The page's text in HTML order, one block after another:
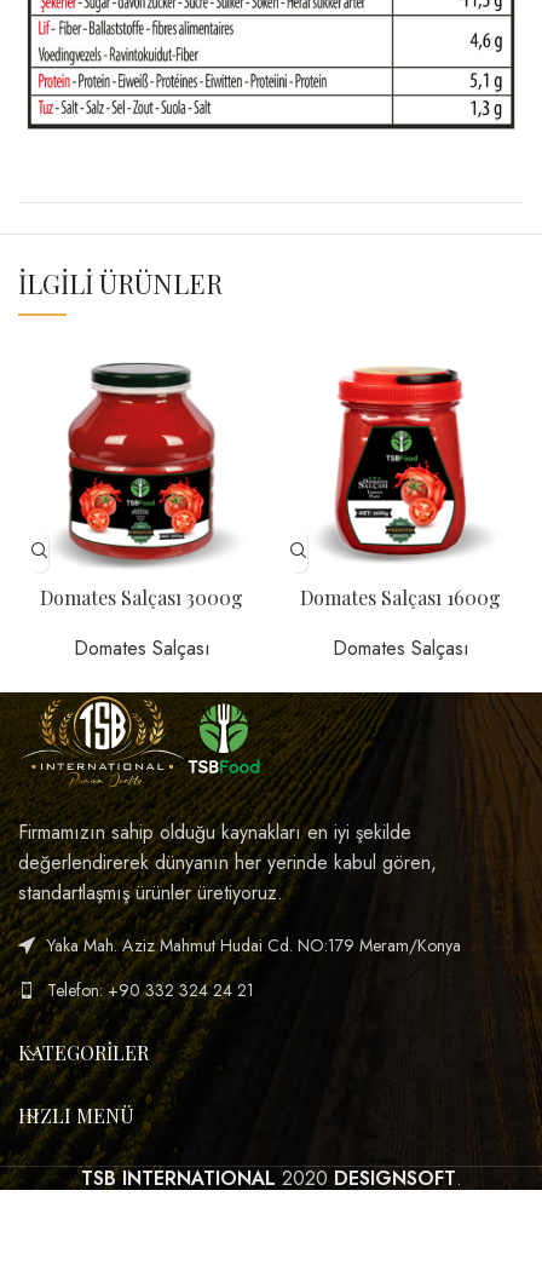
İLGILI ÜRÜNLER
Domates Salçası 3000g
Domates Salçası
Domates Salçası 1600g
Domates Salçası
Firmamızın sahip olduğu kaynakları en iyi şekilde
değerlendirerek dünyanın her yerinde kabul gören,
standartlaşmış ürünler üretiyoruz.
Yaka Mah. Aziz Mahmut Hudai Cd. NO:179 Meram/Konya
Telefon: +90 332 324 24 21
KATEGORILER
HIZLI MENÜ
TSB INTERNATIONAL 2020 DESIGNSOFT.